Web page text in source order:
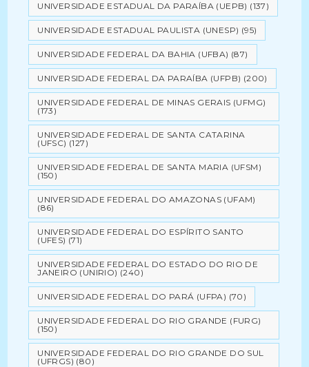
UNIVERSIDADE ESTADUAL DA PARAÍBA (UEPB) (137)
UNIVERSIDADE ESTADUAL PAULISTA (UNESP) (95)
UNIVERSIDADE FEDERAL DA BAHIA (UFBA) (87)
UNIVERSIDADE FEDERAL DA PARAÍBA (UFPB) (200)
UNIVERSIDADE FEDERAL DE MINAS GERAIS (UFMG)
(173)
UNIVERSIDADE FEDERAL DE SANTA CATARINA
(UFSC) (127)
UNIVERSIDADE FEDERAL DE SANTA MARIA (UFSM)
(150)
UNIVERSIDADE FEDERAL DO AMAZONAS (UFAM)
(86)
UNIVERSIDADE FEDERAL DO ESPÍRITO SANTO
(UFES) (71)
UNIVERSIDADE FEDERAL DO ESTADO DO RIO DE
JANEIRO (UNIRIO) (240)
UNIVERSIDADE FEDERAL DO PARÁ (UFPA) (70)
UNIVERSIDADE FEDERAL DO RIO GRANDE (FURG)
(150)
UNIVERSIDADE FEDERAL DO RIO GRANDE DO SUL
(UFRGS) (80)